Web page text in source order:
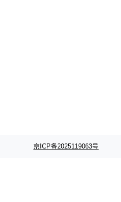
京ICP备2025119063号